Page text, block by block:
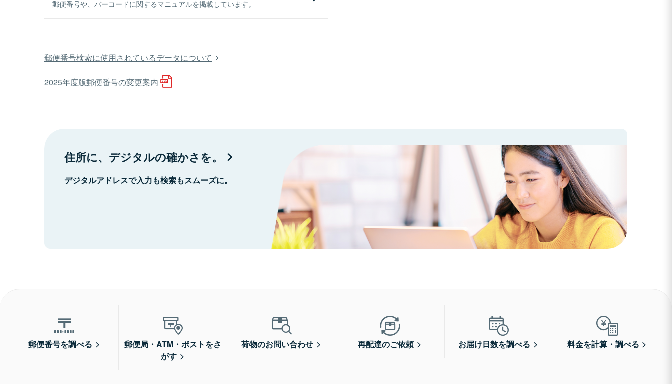
郵便番号や、バーコードに関するマニュアルを掲載しています。
郵便番号検索に使用されているデータについて
2025年度版郵便番号の変更案内
住所に、デジタルの確かさを。
デジタルアドレスで入力も検索もスムーズに。
郵便番号を調べる
郵便局・ATM・ポストをさ
がす
荷物のお問い合わせ 再配達のご依頼 お届け日数を調べる 料金を計算・調べる